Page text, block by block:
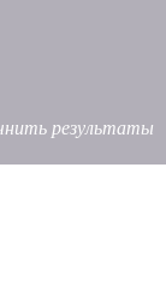
результаты